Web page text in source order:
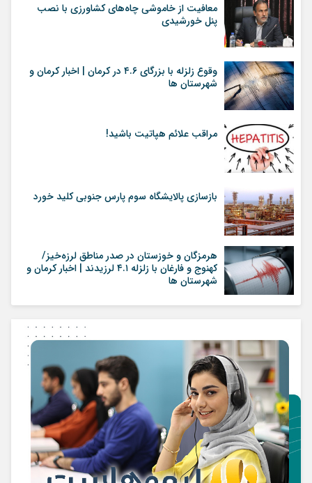
معافیت از خاموشی چاه‌های کشاورزی با نصب
پنل خورشیدی
وقوع زلزله با بزرگای ۴.۶ در کرمان | اخبار کرمان و
شهرستان ها
مراقب علائم هپاتیت باشید!
بازسازی پالایشگاه سوم پارس جنوبی کلید خورد
هرمزگان و خوزستان در صدر مناطق لرزه‌خیز/
کهنوج و فارغان با زلزله ۴.۱ لرزیدند | اخبار کرمان و
شهرستان ها